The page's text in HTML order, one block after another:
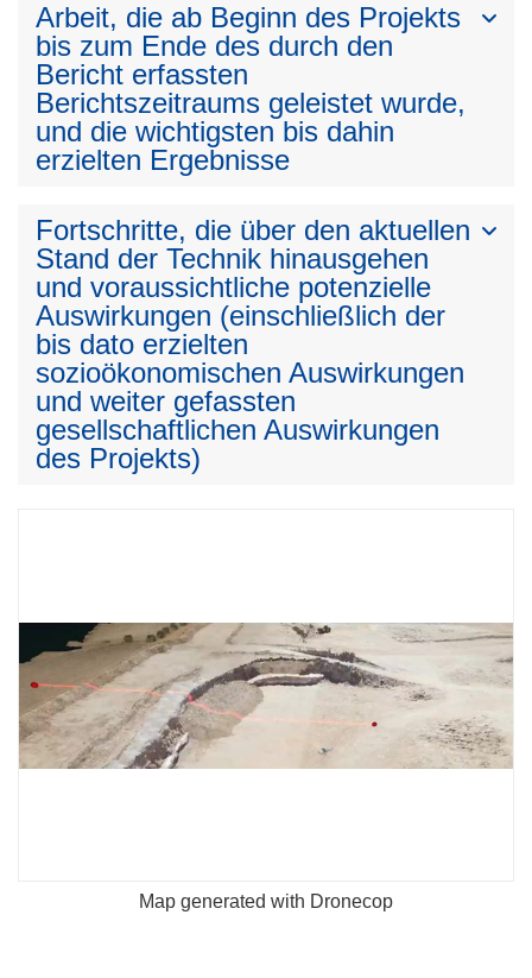
Arbeit, die ab Beginn des Projekts
bis zum Ende des durch den
Bericht erfassten
Berichtszeitraums geleistet wurde,
und die wichtigsten bis dahin
erzielten Ergebnisse
Fortschritte, die über den aktuellen
Stand der Technik hinausgehen
und voraussichtliche potenzielle
Auswirkungen (einschließlich der
bis dato erzielten
sozioökonomischen Auswirkungen
und weiter gefassten
gesellschaftlichen Auswirkungen
des Projekts)
Map generated with Dronecop